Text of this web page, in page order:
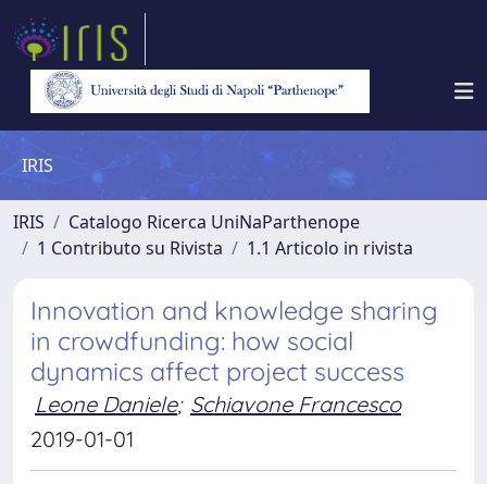
IRIS
IRIS
Catalogo Ricerca UniNaParthenope
1 Contributo su Rivista
1.1 Articolo in rivista
Innovation and knowledge sharing
in crowdfunding: how social
dynamics affect project success
Leone Daniele; Schiavone Francesco
2019-01-01